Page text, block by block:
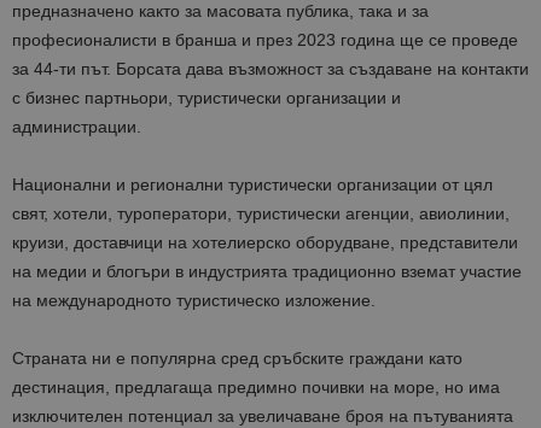
предназначено както за масовата публика, така и за
професионалисти в бранша и през 2023 година ще се проведе
за 44-ти път. Борсата дава възможност за създаване на контакти
с бизнес партньори, туристически организации и
администрации.
Национални и регионални туристически организации от цял
свят, хотели, туроператори, туристически агенции, авиолинии,
круизи, доставчици на хотелиерско оборудване, представители
на медии и блогъри в индустрията традиционно вземат участие
на международното туристическо изложение.
Страната ни е популярна сред сръбските граждани като
дестинация, предлагаща предимно почивки на море, но има
изключителен потенциал за увеличаване броя на пътуванията